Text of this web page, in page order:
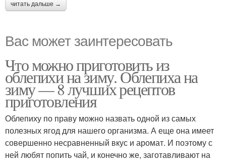
читать дальше →
Вас может заинтересовать
Что можно приготовить из
облепихи на зиму. Облепиха на
зиму — 8 лучших рецептов
приготовления
Облепиху по праву можно назвать одной из самых
полезных ягод для нашего организма. А еще она имеет
совершенно несравненный вкус и аромат. И поэтому с
ней любят попить чай, и конечно же, заготавливают на